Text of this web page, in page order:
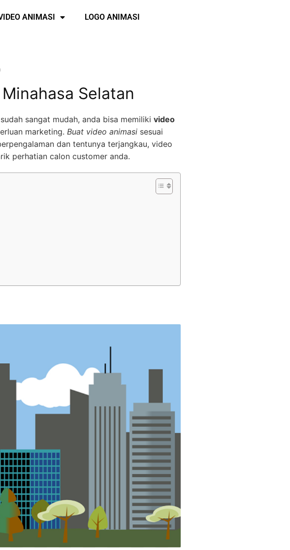
ANIMASI LOGO ANIMASI
Selatan
sangat mudah, anda bisa memiliki video
marketing. Buat video animasi sesuai
dan tentunya terjangkau, video
perhatian calon customer anda.